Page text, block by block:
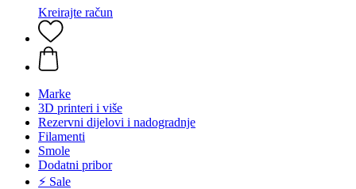
Kreirajte račun
Marke
3D printeri i više
Rezervni dijelovi i nadogradnje
Filamenti
Smole
Dodatni pribor
⚡ Sale